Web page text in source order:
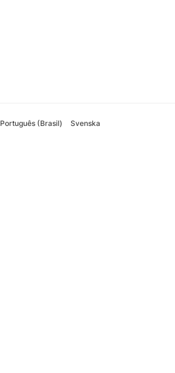
Português (Brasil) Svenska